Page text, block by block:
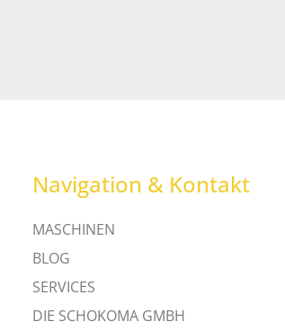
Navigation & Kontakt
MASCHINEN
BLOG
SERVICES
DIE SCHOKOMA GMBH